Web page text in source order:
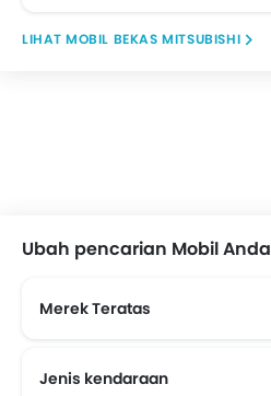
MOBIL BEKAS MITSUBISHI
Ubah pencarian Mobil Anda
Merek Teratas
Jenis kendaraan